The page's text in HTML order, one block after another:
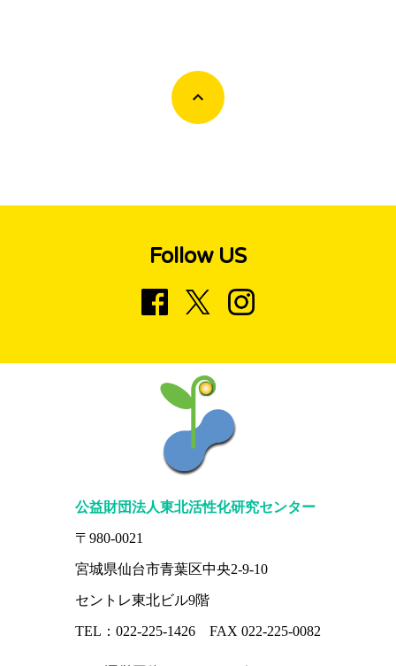
Follow US
公益財団法人東北活性化研究センター
〒980-0021
宮城県仙台市青葉区中央2-9-10
セントレ東北ビル9階
TEL：022-225-1426 FAX 022-225-0082